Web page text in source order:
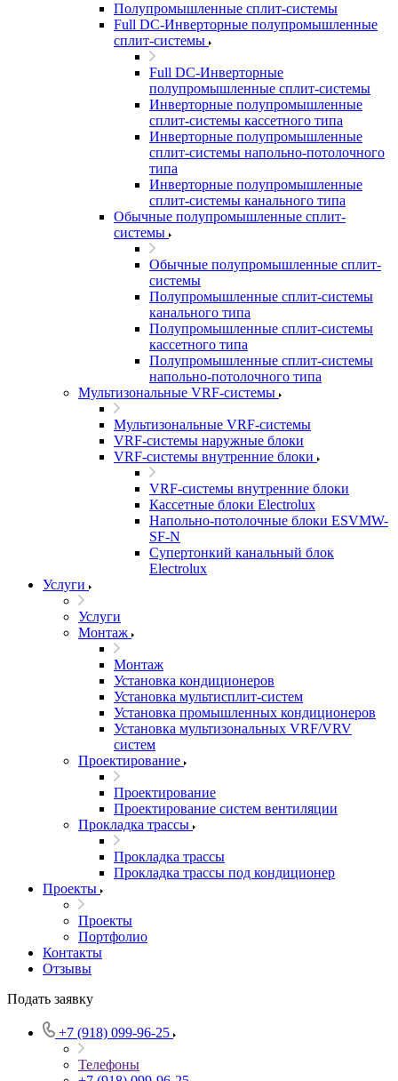
Полупромышленные сплит-системы
Full DC-Инверторные полупромышленные
сплит-системы
Full DC-Инверторные
полупромышленные сплит-системы
Инверторные полупромышленные
сплит-системы кассетного типа
Инверторные полупромышленные
сплит-системы напольно-потолочного
типа
Инверторные полупромышленные
сплит-системы канального типа
Обычные полупромышленные сплит-
системы
Обычные полупромышленные сплит-
системы
Полупромышленные сплит-системы
канального типа
Полупромышленные сплит-системы
кассетного типа
Полупромышленные сплит-системы
напольно-потолочного типа
Мультизональные VRF-системы
Мультизональные VRF-системы
VRF-системы наружные блоки
VRF-системы внутренние блоки
VRF-системы внутренние блоки
Кассетные блоки Electrolux
Напольно-потолочные блоки ESVMW-
SF-N
Супертонкий канальный блок
Electrolux
Услуги
Услуги
Монтаж
Монтаж
Установка кондиционеров
Установка мультисплит-систем
Установка промышленных кондиционеров
Установка мультизональных VRF/VRV
систем
Проектирование
Проектирование
Проектирование систем вентиляции
Прокладка трассы
Прокладка трассы
Прокладка трассы под кондиционер
Проекты
Проекты
Портфолио
Контакты
Отзывы
Подать заявку
+7 (918) 099-96-25
Телефоны